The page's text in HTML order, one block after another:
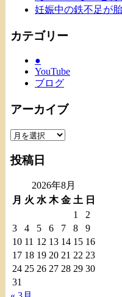
妊娠中の鉄不足が
カテゴリー
●
YouTube
ブログ
アーカイブ
ア
カ
投稿日
2026年8月
月 火 水 木 金 土 日
1
2
3
4 5 6 7 8
9
10 11 12 13 14 15 16
17 18 19 20 21 22 23
24 25 26 27 28 29 30
31